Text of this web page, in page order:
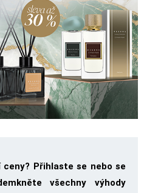
Přihlaste se nebo se
všechny výhody